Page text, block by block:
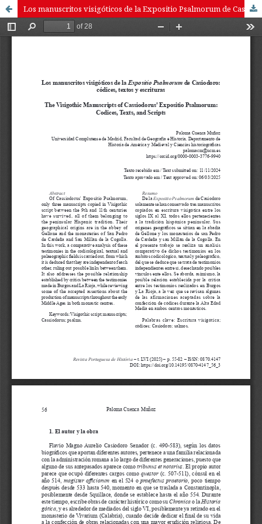
Los manuscritos visigóticos de la Expositio Psalmorum de Casiodoro: códices, textos y escrituras